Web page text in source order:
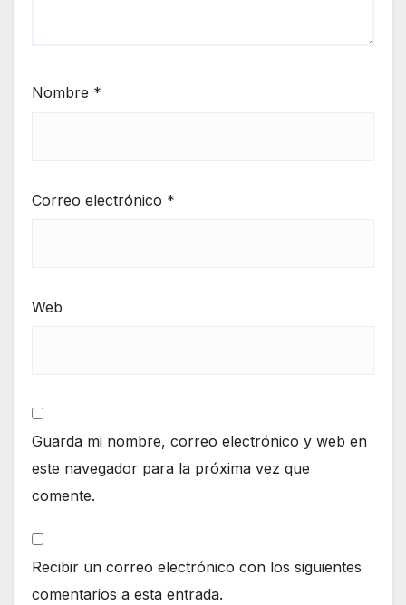
Nombre *
Correo electrónico *
Web
Guarda mi nombre, correo electrónico y web en
este navegador para la próxima vez que
comente.
Recibir un correo electrónico con los siguientes
comentarios a esta entrada.